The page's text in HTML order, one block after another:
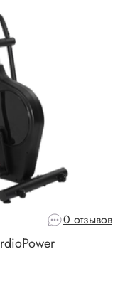
0 отзывов